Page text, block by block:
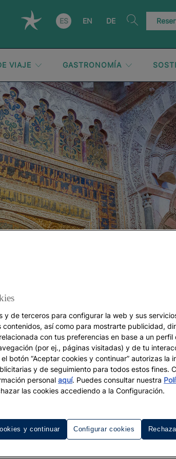
ES EN DE
VIAJE GASTRONOMÍA
DESTINOS WELLNESS
Turismo Cultural
tesoros
de
y de terceros para configurar la web y sus
así como para mostrarte publicidad,
con tus preferencias en base a un perfil
(por ej., páginas visitadas) y de tu
botón “Aceptar cookies y continuar” autorizas la
y de seguimiento para todos estos fines.
personal aquí. Puedes consultar nuestra
las cookies accediendo a la Configuración.
Configurar cookies
y continuar